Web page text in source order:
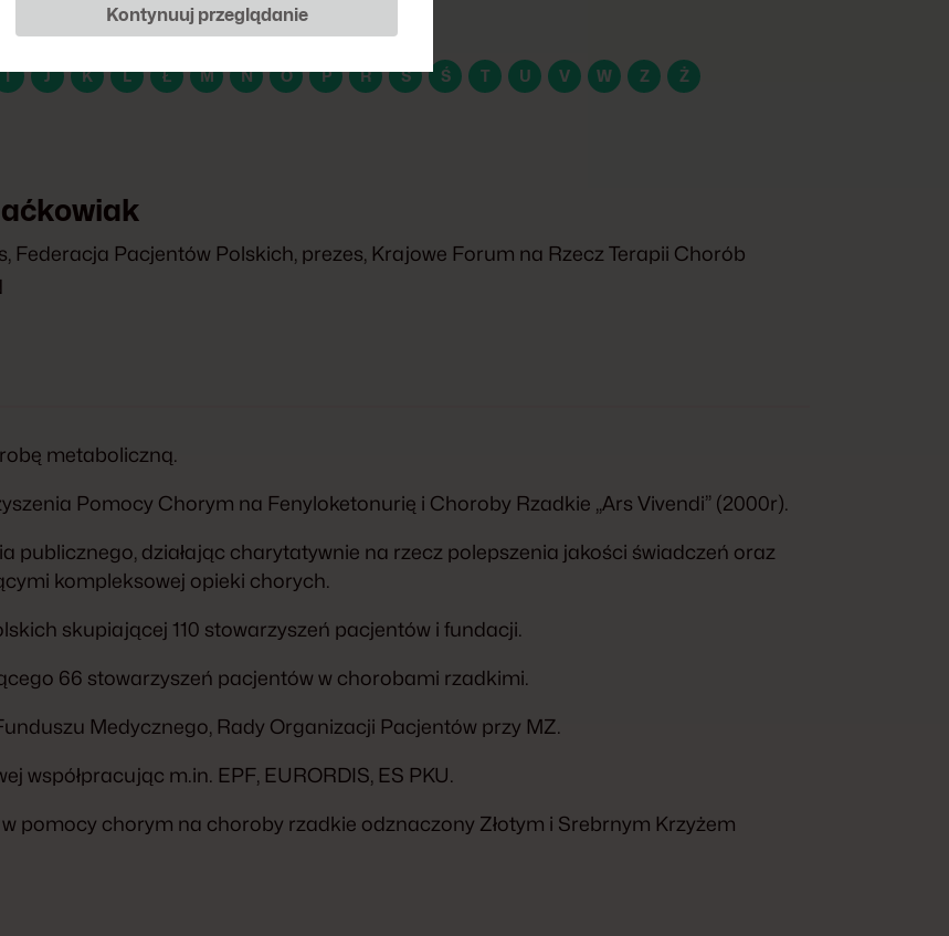
I J K L Ł M N O P R S Ś T U V W Z Ż
Federacja Pacjentów Polskich, prezes, Krajowe Forum na Rzecz Terapii Chorób
metaboliczną.
Pomocy Chorym na Fenyloketonurię i Choroby Rzadkie „Ars Vivendi” (2000r).
publicznego, działając charytatywnie na rzecz polepszenia jakości świadczeń oraz
kompleksowej opieki chorych.
skupiającej 110 stowarzyszeń pacjentów i fundacji.
66 stowarzyszeń pacjentów w chorobami rzadkimi.
Medycznego, Rady Organizacji Pacjentów przy MZ.
współpracując m.in. EPF, EURORDIS, ES PKU.
pomocy chorym na choroby rzadkie odznaczony Złotym i Srebrnym Krzyżem
Kontynuuj przeglądanie